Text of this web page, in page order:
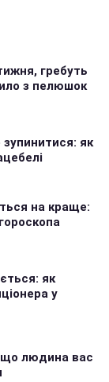
гребуть
з пелюшок
зупинитися: як
на краще:
як
у
що людина вас